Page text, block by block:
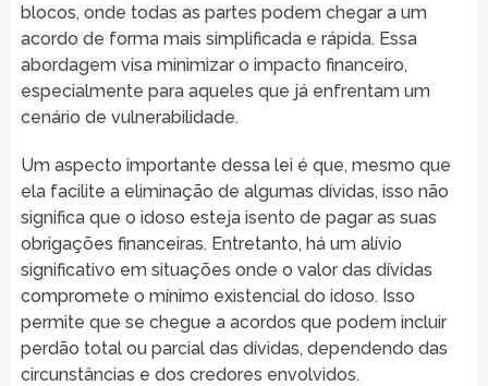
blocos, onde todas as partes podem chegar a um
acordo de forma mais simplificada e rápida. Essa
abordagem visa minimizar o impacto financeiro,
especialmente para aqueles que já enfrentam um
cenário de vulnerabilidade.
Um aspecto importante dessa lei é que, mesmo que
ela facilite a eliminação de algumas dívidas, isso não
significa que o idoso esteja isento de pagar as suas
obrigações financeiras. Entretanto, há um alívio
significativo em situações onde o valor das dívidas
compromete o mínimo existencial do idoso. Isso
permite que se chegue a acordos que podem incluir
perdão total ou parcial das dívidas, dependendo das
circunstâncias e dos credores envolvidos.